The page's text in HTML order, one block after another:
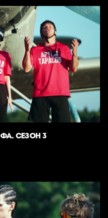
СЕЗОН 3